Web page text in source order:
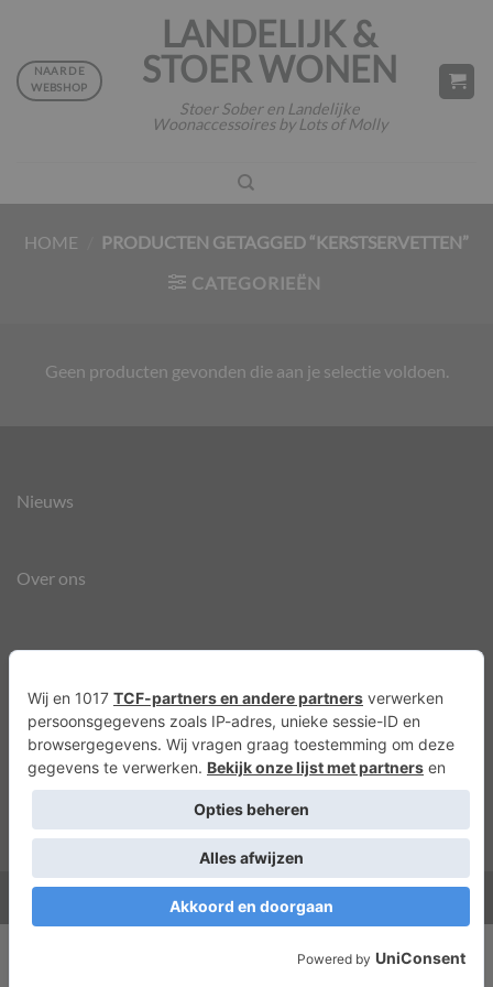
inhoud
LANDELIJK &
STOER WONEN
Stoer Sober en Landelijke
Woonaccessoires by Lots of Molly
NAAR DE
WEBSHOP
HOME
PRODUCTEN GETAGGED “KERSTSERVETTEN”
CATEGORIEËN
Geen producten gevonden die aan je selectie voldoen.
Nieuws
Over ons
Agenda
Privacyverklaring